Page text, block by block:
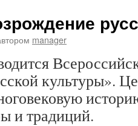
manager
культуры».
и традиций.